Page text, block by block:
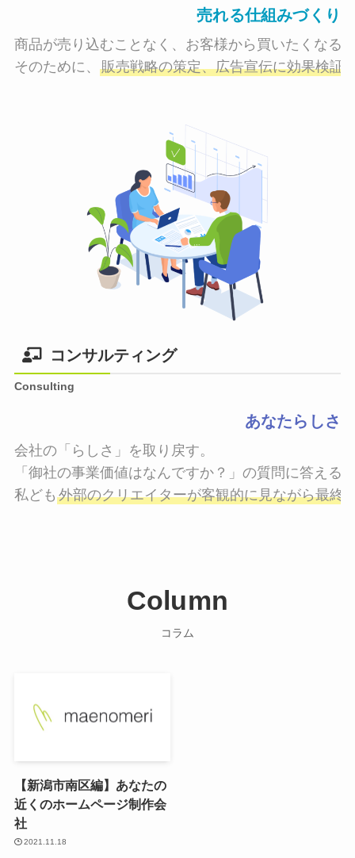
売れる仕組みづくり
商品が売り込むことなく、お客様から買いたくなる
そのために、 販売戦略の策定、広告宣伝に効果検証
コンサルティング
Consulting
あなたらしさ
会社の「らしさ」を取り戻す。
「御社の事業価値はなんですか？」の質問に答える
私ども 外部のクリエイターが客観的に見ながら最終
Column
コラム
【新潟市南区編】あなたの
近くのホームページ制作会
社
2021.11.18